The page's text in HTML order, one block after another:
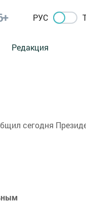
РУС
Редакция
сегодня